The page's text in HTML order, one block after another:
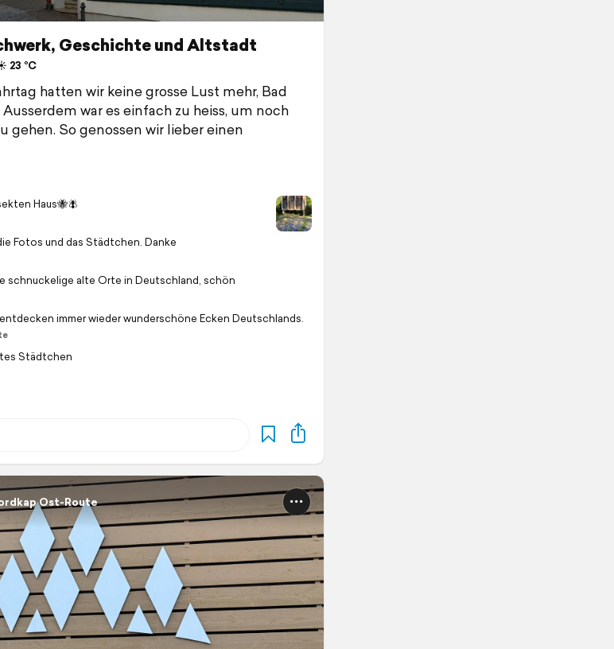
Geschichte und Altstadt
23 °C
hatten wir keine grosse Lust mehr, Bad
war es einfach zu heiss, um noch
gehen. So genossen wir lieber einen
Haus🐝🪰
Fotos und das Städtchen. Danke
schnuckelige alte Orte in Deutschland, schön
immer wieder wunderschöne Ecken Deutschlands.
Städtchen
Ost-Route